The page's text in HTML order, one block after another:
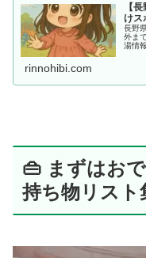
【
けス
長野
外ま
湯情
rinnohibi.com
👜 まずはお
持ち物リスト